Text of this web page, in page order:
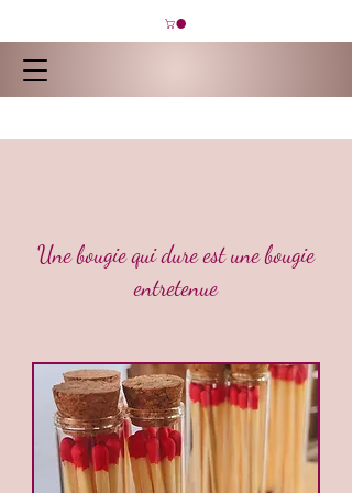
Une bougie qui dure est une bougie
entretenue